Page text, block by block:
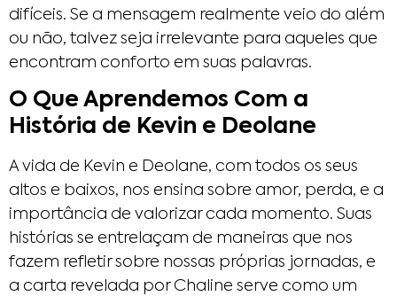
difíceis. Se a mensagem realmente veio do além
ou não, talvez seja irrelevante para aqueles que
encontram conforto em suas palavras.
O Que Aprendemos Com a
História de Kevin e Deolane
A vida de Kevin e Deolane, com todos os seus
altos e baixos, nos ensina sobre amor, perda, e a
importância de valorizar cada momento. Suas
histórias se entrelaçam de maneiras que nos
fazem refletir sobre nossas próprias jornadas, e
a carta revelada por Chaline serve como um